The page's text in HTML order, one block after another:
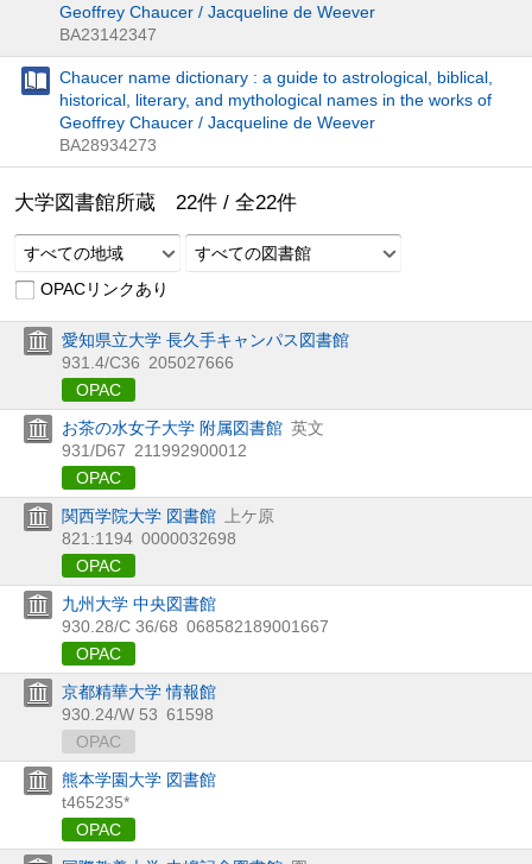
Geoffrey Chaucer / Jacqueline de Weever
BA23142347
Chaucer name dictionary : a guide to astrological, biblical,
historical, literary, and mythological names in the works of
Geoffrey Chaucer / Jacqueline de Weever
BA28934273
大学図書館所蔵 22件 / 全22件
すべての地域
すべての図書館
OPACリンクあり
愛知県立大学 長久手キャンパス図書館
931.4/C36 205027666
OPAC
お茶の水女子大学 附属図書館 英文
931/D67 211992900012
OPAC
関西学院大学 図書館
上ケ原
821:1194 0000032698
OPAC
九州大学 中央図書館
930.28/C 36/68 068582189001667
OPAC
京都精華大学 情報館
930.24/W 53 61598
OPAC
熊本学園大学 図書館
t465235*
OPAC